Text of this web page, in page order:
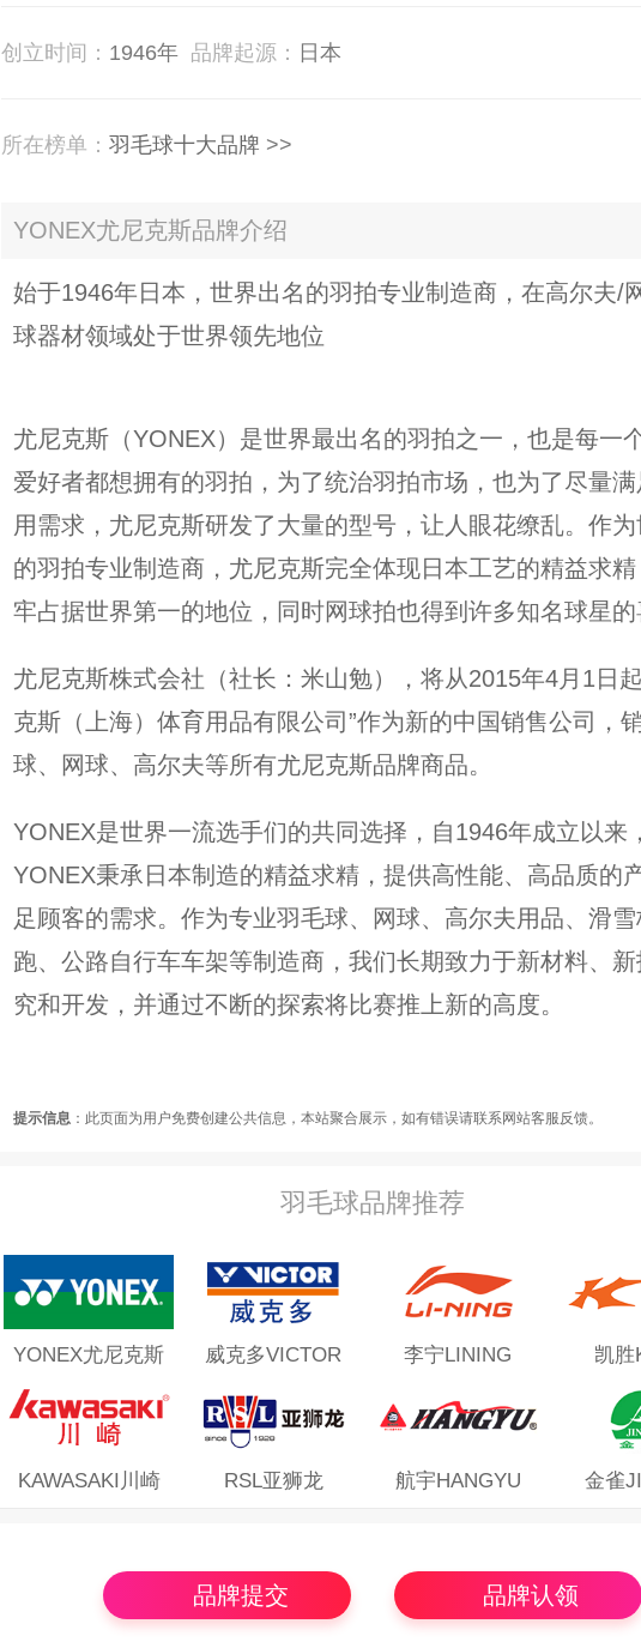
创立时间： 1946年 品牌起源： 日本
所在榜单： 羽毛球十大品牌 >>
YONEX尤尼克斯品牌介绍
始于1946年日本，世界出名的羽拍专业制造商，在高尔夫/
球器材领域处于世界领先地位
尤尼克斯（YONEX）是世界最出名的羽拍之一，也是每一
爱好者都想拥有的羽拍，为了统治羽拍市场，也为了尽量
用需求，尤尼克斯研发了大量的型号，让人眼花缭乱。作
的羽拍专业制造商，尤尼克斯完全体现日本工艺的精益求
牢占据世界第一的地位，同时网球拍也得到许多知名球星
尤尼克斯株式会社（社长：米山勉），将从2015年4月1日
克斯（上海）体育用品有限公司”作为新的中国销售公司，
球、网球、高尔夫等所有尤尼克斯品牌商品。
YONEX是世界一流选手们的共同选择，自1946年成立以来
YONEX秉承日本制造的精益求精，提供高性能、高品质的
足顾客的需求。作为专业羽毛球、网球、高尔夫用品、滑
跑、公路自行车车架等制造商，我们长期致力于新材料、
究和开发，并通过不断的探索将比赛推上新的高度。
提示信息 ：此页面为用户免费创建公共信息，本站聚合展示，如有错误请联系网站客服反馈。
羽毛球品牌推荐
YONEX尤尼克斯 威克多VICTOR 李宁LINING 凯胜
KAWASAKI川崎 RSL亚狮龙 航宇HANGYU 金雀
品牌提交 品牌认领